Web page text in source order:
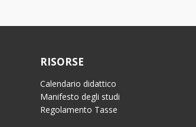
RISORSE
Calendario didattico
Manifesto degli studi
Regolamento Tasse